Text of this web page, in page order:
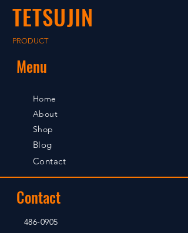
after payment confirmation.
TETSUJIN
PRODUCT
Menu
Home
About
Shop
Blog
Contact
Contact
486-0905